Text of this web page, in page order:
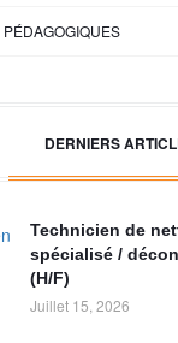
DERNIERS
Technicien de
spécialisé /
(H/F)
Juillet 15, 2026